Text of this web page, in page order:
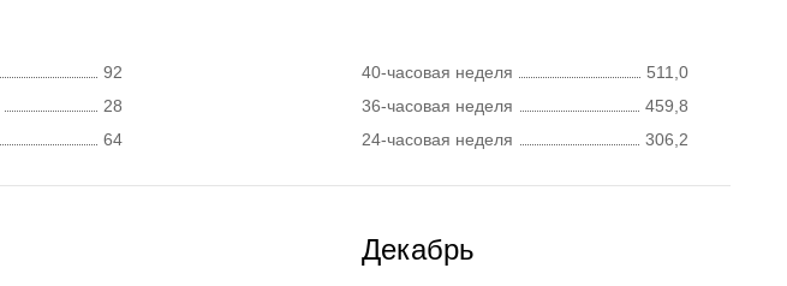
92
28
64
40-часовая неделя
511,0
36-часовая неделя
459,8
24-часовая неделя
306,2
Декабрь